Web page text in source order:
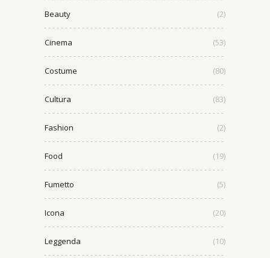
Beauty (2)
Cinema (53)
Costume (80)
Cultura (83)
Fashion (2)
Food (19)
Fumetto (5)
Icona (20)
Leggenda (10)